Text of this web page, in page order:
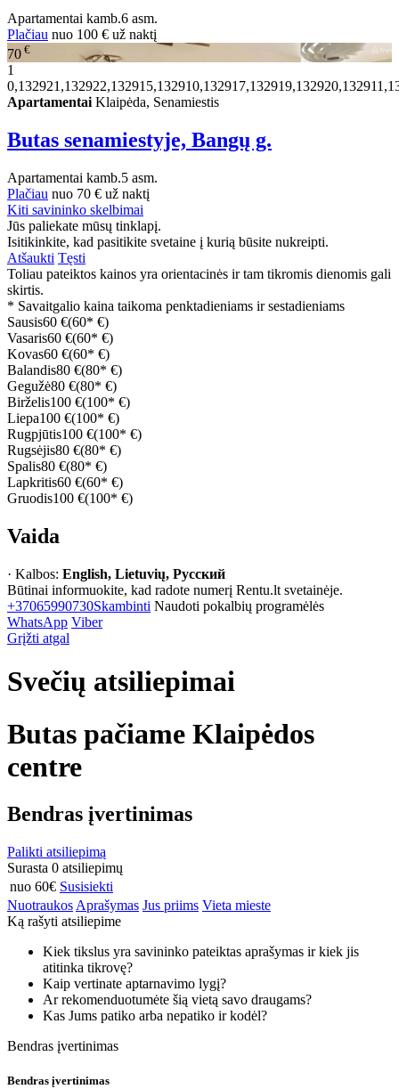
Apartamentai kamb.6 asm.
Plačiau nuo 100 € už naktį
70 €
1
Apartamentai Klaipėda, Senamiestis
Butas senamiestyje, Bangų g.
Apartamentai kamb.5 asm.
Plačiau nuo 70 € už naktį
Kiti savininko skelbimai
Jūs paliekate mūsų tinklapį.
Isitikinkite, kad pasitikite svetaine į kurią būsite nukreipti.
Atšaukti Tęsti
Toliau pateiktos kainos yra orientacinės ir tam tikromis dienomis gali
skirtis.
* Savaitgalio kaina taikoma penktadieniams ir sestadieniams
Sausis60 €(60* €)
Vasaris60 €(60* €)
Kovas60 €(60* €)
Balandis80 €(80* €)
Gegužė80 €(80* €)
Birželis100 €(100* €)
Liepa100 €(100* €)
Rugpjūtis100 €(100* €)
Rugsėjis80 €(80* €)
Spalis80 €(80* €)
Lapkritis60 €(60* €)
Gruodis100 €(100* €)
Vaida
· Kalbos: English, Lietuvių, Русский
Būtinai informuokite, kad radote numerį Rentu.lt svetainėje.
+37065990730Skambinti Naudoti pokalbių programėlės
WhatsApp Viber
Grįžti atgal
Svečių atsiliepimai
Butas pačiame Klaipėdos
centre
Bendras įvertinimas
Palikti atsiliepimą
Surasta 0 atsiliepimų
nuo 60€ Susisiekti
Nuotraukos Aprašymas Jus priims Vieta mieste
Ką rašyti atsiliepime
Kiek tikslus yra savininko pateiktas aprašymas ir kiek jis
atitinka tikrovę?
Kaip vertinate aptarnavimo lygį?
Ar rekomenduotumėte šią vietą savo draugams?
Kas Jums patiko arba nepatiko ir kodėl?
Bendras įvertinimas
Bendras įvertinimas